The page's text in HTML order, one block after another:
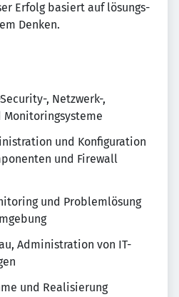
Erfolg basiert auf lösungs-
Denken.
, Netzwerk-,
und Konfiguration
und Firewall
und Problemlösung
Administration von IT-
und Realisierung